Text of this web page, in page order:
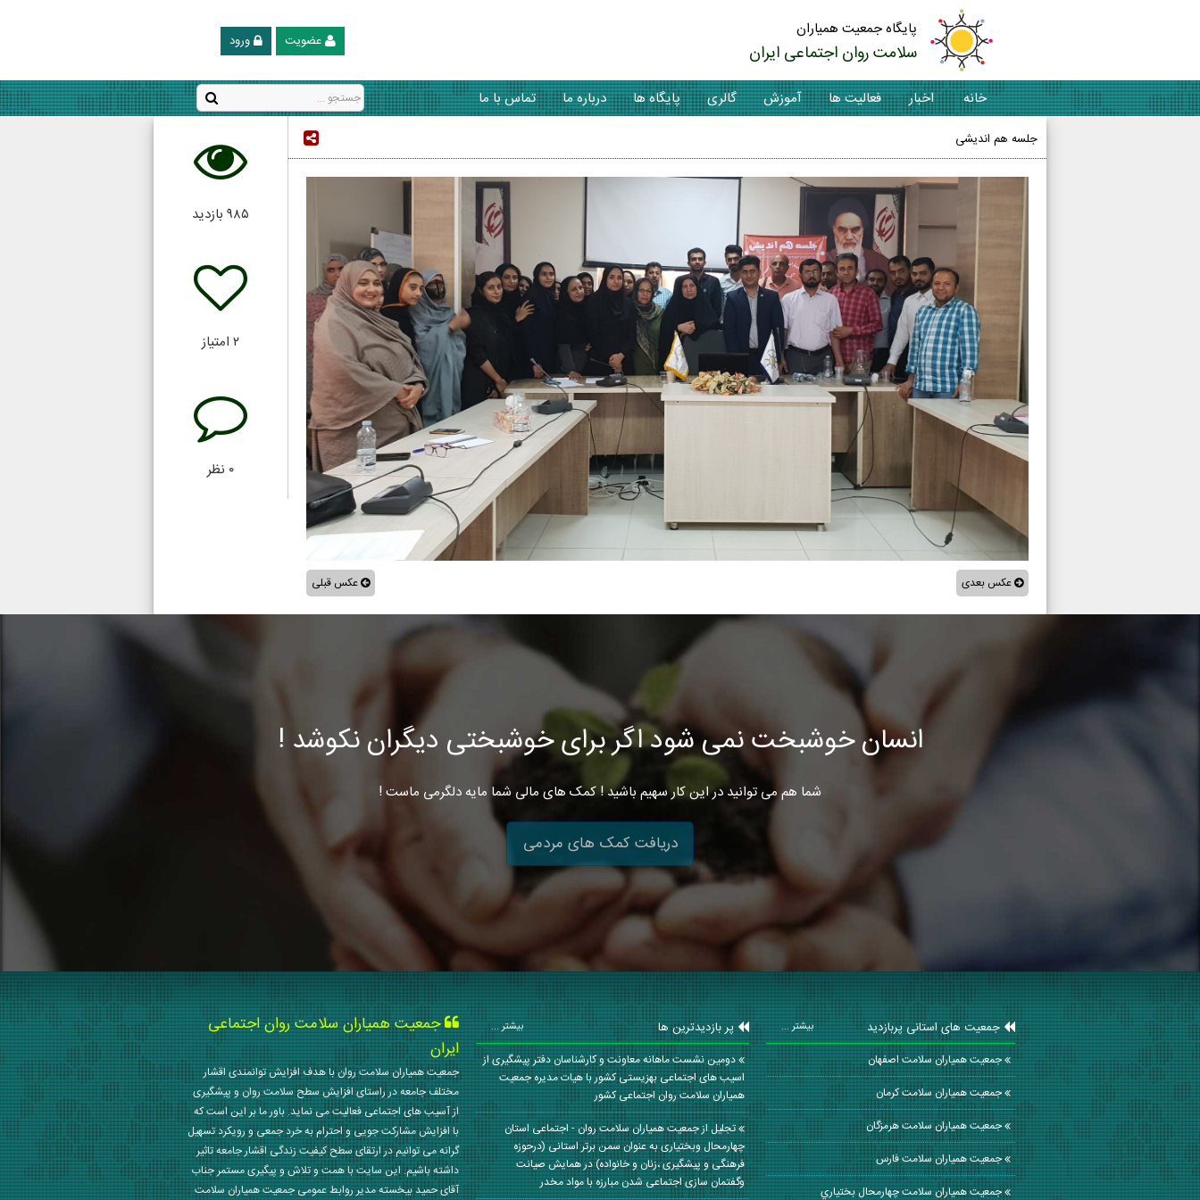
پایگاه جمعیت همیاران
سلامت روان اجتماعی ایران ورود عضویت
خانه اخبار فعالیت ها آموزش گالری پایگاه ها درباره ما تماس با ما
جلسه هم اندیشی
عکس قبلی عکس بعدی
۹۸۵ بازدید
۲ امتیاز
۰ نظر
انسان خوشبخت نمی شود اگر برای خوشبختی دیگران نکوشد !
شما هم می توانید در این کار سهیم باشید ! کمک های مالی شما مایه دلگرمی ماست !
دریافت کمک های مردمی
جمعیت های استانی پربازدید بیشتر ...
جمعیت همیاران سلامت اصفهان
جمعیت همیاران سلامت كرمان
جمعیت همیاران سلامت هرمزگان
جمعیت همیاران سلامت فارس
جمعیت همیاران سلامت چهارمحال بختياري
پر بازدیدترین ها بیشتر ...
دومین نشست ماهانه معاونت و کارشناسان دفتر پیشگیری از
اسیب های اجتماعی بهزیستی کشور با هیات مدیره جمعیت
همیاران سلامت روان اجتماعی کشور
تجلیل از جمعیت همیاران سلامت روان - اجتماعی استان
چهارمحال وبختیاری به عنوان سمن برتر استانی (درحوزه
فرهنگی و پیشگیری ،زنان و خانواده) در همایش صیانت
وگفتمان سازی اجتماعی شدن مبارزه با مواد مخدر
جمعیت همیاران سلامت روان اجتماعی
ایران
جمعیت همیاران سلامت روان با هدف افزایش توانمندی اقشار
مختلف جامعه در راستای افزایش سطح سلامت روان و پیشگیری
از آسیب های اجتماعی فعالیت می نماید. باور ما بر این است که
با افزایش مشارکت جویی و احترام به خرد جمعی و رویکرد تسهیل
گرانه می توانیم در ارتقای سطح کیفیت زندگی اقشار جامعه تاثیر
داشته باشیم. این سایت با همت و تلاش و پیگیری مستمر جناب
آقای حمید بیخسته مدیر روابط عمومی جمعیت همیاران سلامت